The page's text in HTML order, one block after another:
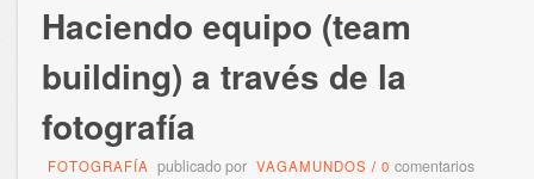
Haciendo equipo (team
building) a través de la
fotografía
FOTOGRAFÍA publicado por VAGAMUNDOS / 0 comentarios